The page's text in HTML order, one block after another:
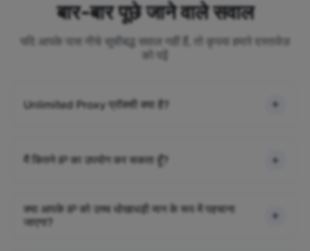
बार-बार पूछे जाने वाले सवाल
यदि आपके पास नीचे सूचीबद्ध सवाल नहीं हैं, तो कृपया हमारे दस्तावेज़
को पढ़ें
Unlimited Proxy प्रॉक्सी क्या है?
मैं कितने IP का उपयोग कर सकता हूँ?
क्या आपके IP को उच्च धोखाधड़ी मान के रूप में पहचाना
जाएगा?